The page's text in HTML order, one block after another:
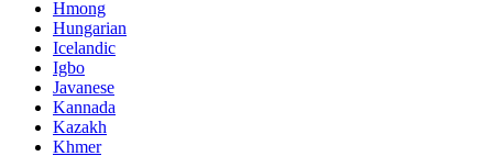
Hmong
Hungarian
Icelandic
Igbo
Javanese
Kannada
Kazakh
Khmer